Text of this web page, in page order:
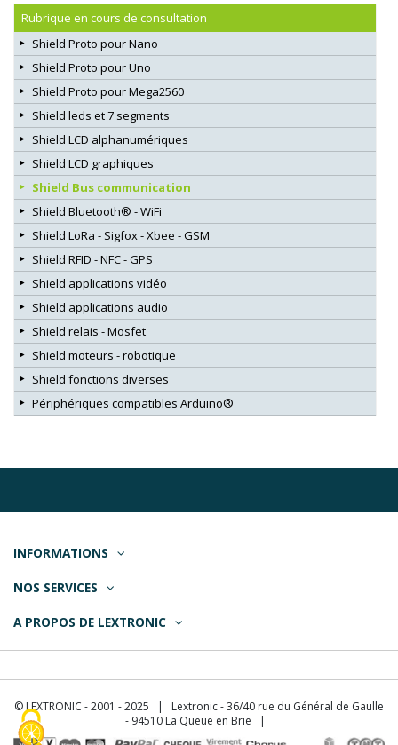
Rubrique en cours de consultation
Shield Proto pour Nano
Shield Proto pour Uno
Shield Proto pour Mega2560
Shield leds et 7 segments
Shield LCD alphanumériques
Shield LCD graphiques
Shield Bus communication
Shield Bluetooth® - WiFi
Shield LoRa - Sigfox - Xbee - GSM
Shield RFID - NFC - GPS
Shield applications vidéo
Shield applications audio
Shield relais - Mosfet
Shield moteurs - robotique
Shield fonctions diverses
Périphériques compatibles Arduino®
INFORMATIONS
NOS SERVICES
A PROPOS DE LEXTRONIC
© LEXTRONIC - 2001 - 2025 | Lextronic - 36/40 rue du Général de Gaulle
- 94510 La Queue en Brie |